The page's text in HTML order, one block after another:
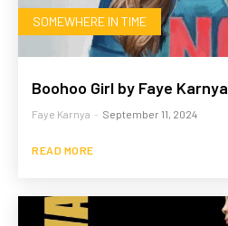
SOMEWHERE IN TIME
Boohoo Girl by Faye Karnya
Faye Karnya - September 11, 2024
READ MORE